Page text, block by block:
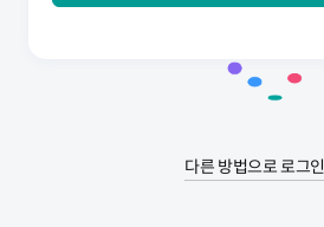
다른 방법으로 로그인